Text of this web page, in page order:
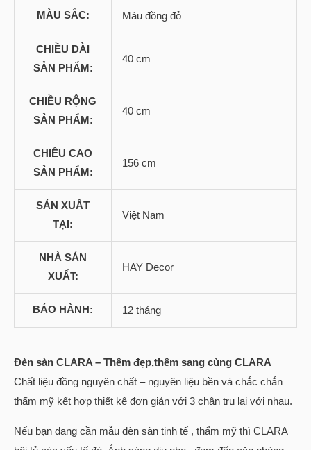
MÀU SẮC: Màu đồng đỏ
CHIỀU DÀI
SẢN PHẨM:
40 cm
CHIỀU RỘNG
SẢN PHẨM:
40 cm
CHIỀU CAO
SẢN PHẨM:
156 cm
SẢN XUẤT
TẠI:
Việt Nam
NHÀ SẢN
XUẤT:
HAY Decor
BẢO HÀNH: 12 tháng
Đèn sàn CLARA – Thêm đẹp,thêm sang cùng CLARA
Chất liệu đồng nguyên chất – nguyên liệu bền và chắc chắn
thẩm mỹ kết hợp thiết kệ đơn giản với 3 chân trụ lại với nhau.
Nếu bạn đang cần mẫu đèn sàn tinh tế , thẩm mỹ thì CLARA